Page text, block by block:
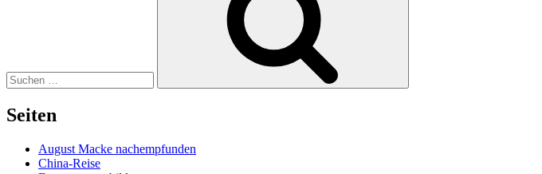
Seiten
August Macke nachempfunden
China-Reise